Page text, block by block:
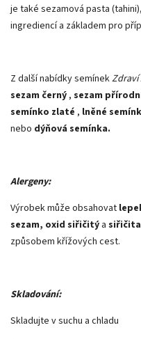
je také sezamová pasta
ingrediencí a základem pro
Z další nabídky semínekZdraví
sezam černý , sezam
semínko zlaté , lněné
nebo dýňová semínka.
Alergeny:
Výrobek může obsahovat
sezam, oxid siřičitý a
způsobem křížových cest.
Skladování:
Skladujte v suchu a chladu